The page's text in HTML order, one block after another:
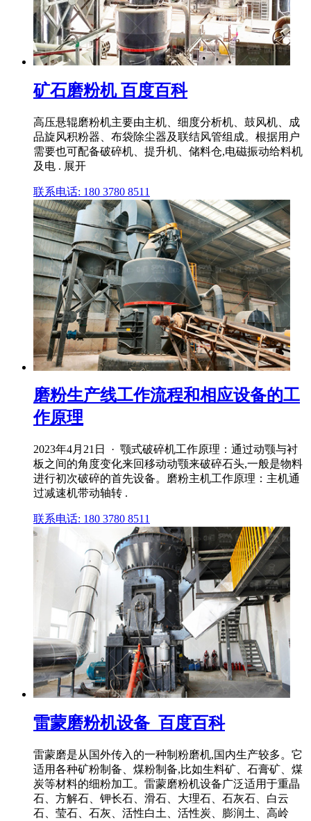
矿石磨粉机 百度百科
高压悬辊磨粉机主要由主机、细度分析机、鼓风机、成
品旋风积粉器、布袋除尘器及联结风管组成。根据用户
需要也可配备破碎机、提升机、储料仓,电磁振动给料机
及电 . 展开
联系电话: 180 3780 8511
磨粉生产线工作流程和相应设备的工
作原理
2023年4月21日 · 颚式破碎机工作原理：通过动颚与衬
板之间的角度变化来回移动动颚来破碎石头,一般是物料
进行初次破碎的首先设备。磨粉主机工作原理：主机通
过减速机带动轴转 .
联系电话: 180 3780 8511
雷蒙磨粉机设备_百度百科
雷蒙磨是从国外传入的一种制粉磨机,国内生产较多。它
适用各种矿粉制备、煤粉制备,比如生料矿、石膏矿、煤
炭等材料的细粉加工。雷蒙磨粉机设备广泛适用于重晶
石、方解石、钾长石、滑石、大理石、石灰石、白云
石、莹石、石灰、活性白土、活性炭、膨润土、高岭